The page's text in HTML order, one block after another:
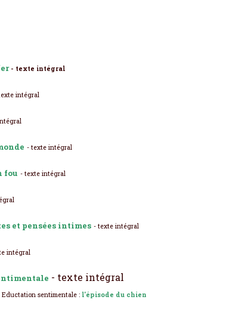
- texte intégral
intégral
- texte intégral
fou - texte intégral
et pensées intimes - texte intégral
intégral
- texte intégral
sentimentale : l'épisode du chien